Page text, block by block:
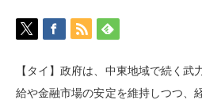
【タイ】政府は、中東地域で続く
給や金融市場の安定を維持しつつ、